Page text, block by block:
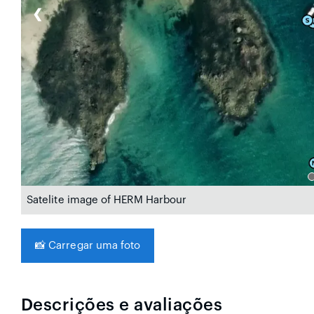
❮
Satelite image of HERM Harbour
📸 Carregar uma foto
Descrições e avaliações